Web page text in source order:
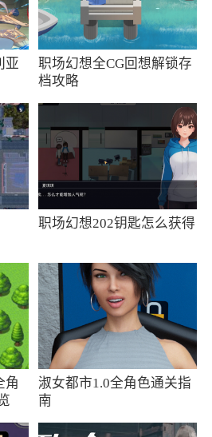
寸，文件大小，分辨率，任
线拍摄为您能拍摄出合格的
够根据不同证件照特点自动
算法，在保证证件照不失真
像进行包括磨皮、美白、大
照是一款非常专业的证件照
想要那种规格的照片，这里
种考试证件照，到工作证件
二寸，白底，蓝底都可以帮
亚
职场幻想全CG回想解锁存
档攻略
职场幻想202钥匙怎么获得
角
淑女都市1.0全角色通关指
南